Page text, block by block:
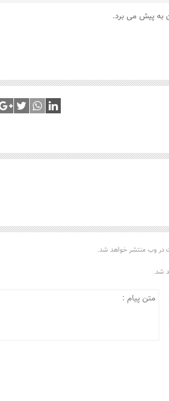
به پیش می برد.
در وب منتشر خواهد شد.
شد.